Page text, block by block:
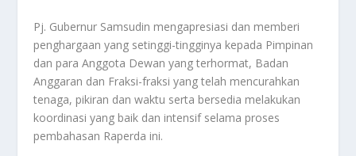
Pj. Gubernur Samsudin mengapresiasi dan memberi
penghargaan yang setinggi-tingginya kepada Pimpinan
dan para Anggota Dewan yang terhormat, Badan
Anggaran dan Fraksi-fraksi yang telah mencurahkan
tenaga, pikiran dan waktu serta bersedia melakukan
koordinasi yang baik dan intensif selama proses
pembahasan Raperda ini.